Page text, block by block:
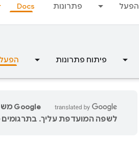
הפעל פתרונות Docs
פיתוח פתרונות הפעל
לשפה המועדפת עליך. בתרגומים